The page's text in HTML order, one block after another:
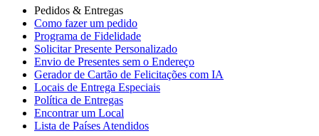
Pedidos & Entregas
Como fazer um pedido
Programa de Fidelidade
Solicitar Presente Personalizado
Envio de Presentes sem o Endereço
Gerador de Cartão de Felicitações com IA
Locais de Entrega Especiais
Política de Entregas
Encontrar um Local
Lista de Países Atendidos